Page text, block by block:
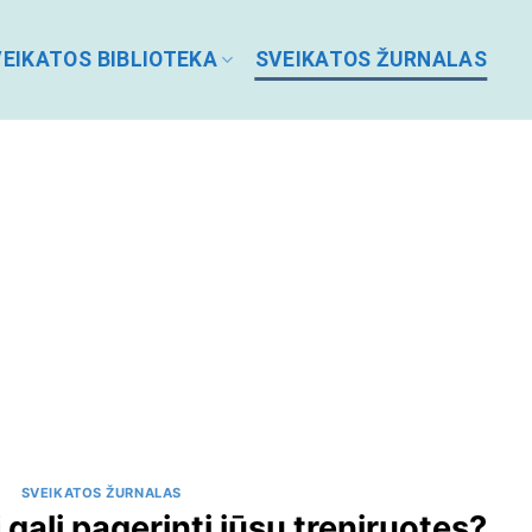
BIBLIOTEKA SVEIKATOS ŽURNALAS
SVEIKATOS ŽURNALAS